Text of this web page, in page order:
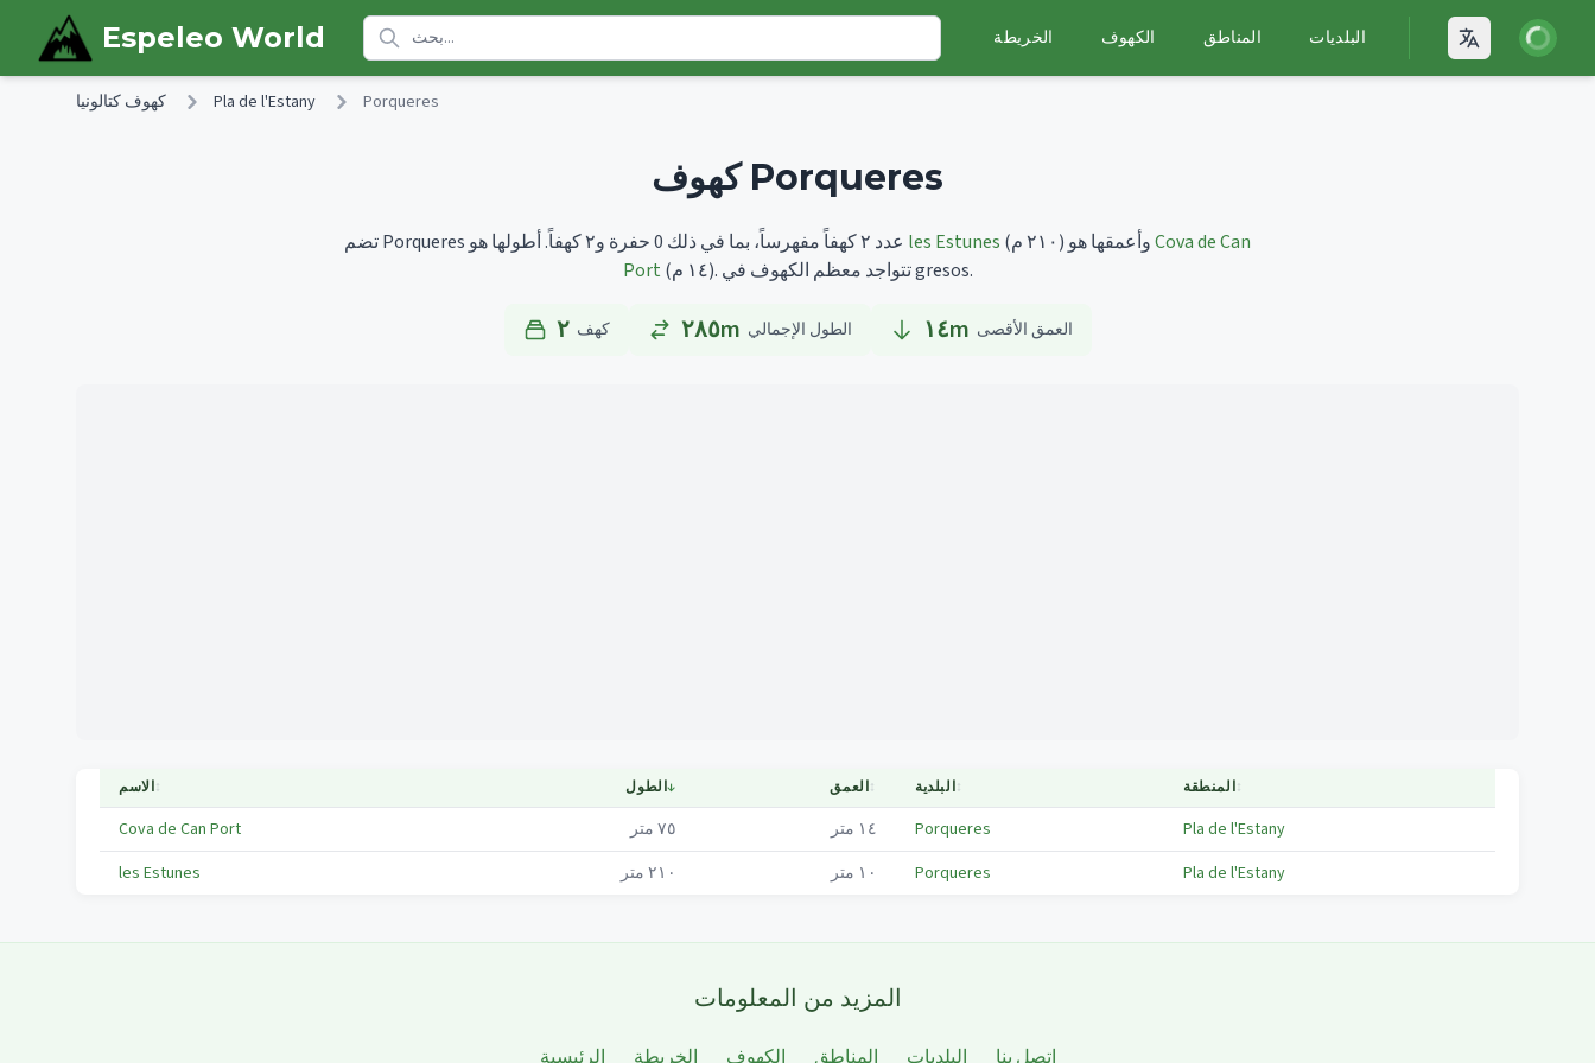
Skip to main content
Espeleo World الخريطة الكهوف المناطق البلديات Open
الدخول
كهوف كتالونيا Pla de l'Estany Porqueres
كهوف Porqueres
تضم Porqueres عدد ٢ كهفاً مفهرساً، بما في ذلك 0 حفرة و٢ كهفاً. les Estunes (٢١٠ م)
Cova de Can
Port
(١٤ م). تتواجد معظم الكهوف في gresos.
٢ كهف ٢٨٥m الطول الإجمالي ١٤m العمق الأقصى
الاسم↕ الطول↓ العمق↕ البلدية↕ المنطقة↕
Cova de Can Port ٧٥ متر ١٤ متر Porqueres
Pla de l'Estany
les Estunes
٢١٠ متر ١٠ متر Porqueres Pla de l'Estany
المزيد من المعلومات
الرئيسية الخريطة الكهوف المناطق البلديات اتصل بنا